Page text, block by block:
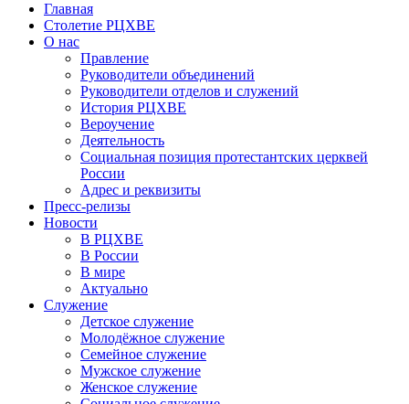
Главная
Столетие РЦХВЕ
О нас
Правление
Руководители объединений
Руководители отделов и служений
История РЦХВЕ
Вероучение
Деятельность
Социальная позиция протестантских церквей
России
Адрес и реквизиты
Пресс-релизы
Новости
В РЦХВЕ
В России
В мире
Актуально
Служение
Детское служение
Молодёжное служение
Семейное служение
Мужское служение
Женское служение